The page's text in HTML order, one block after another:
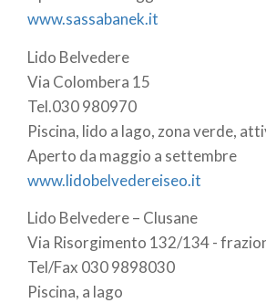
www.sassabanek.it
Lido Belvedere
Via Colombera 15
Tel.030 980970
Piscina, lido a lago, zona verde,
Aperto da maggio a settembre
www.lidobelvedereiseo.it
Lido Belvedere – Clusane
Via Risorgimento 132/134 -
Tel/Fax 030 9898030
Piscina, a lago